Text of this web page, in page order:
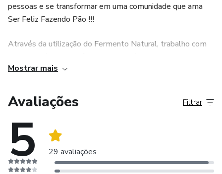
pessoas e se transformar em uma comunidade que ama
Ser Feliz Fazendo Pão !!!
Através da utilização do Fermento Natural, trabalho com
mundo da panificação.
Vamos ser felizes fazendo pão e respeitando o processo
dessa arte tão especial que é fazer pão !!! Vamos juntos !!!
BeijoOutroTchau !!!!
Mostrar mais
Avaliações
5 29 avaliações
Filtrar